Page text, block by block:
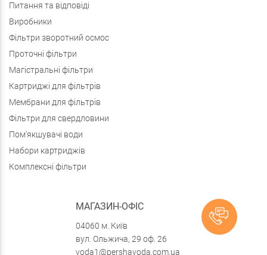
Питання та відповіді
Виробники
Фільтри зворотний осмос
Проточні фільтри
Магістральні фільтри
Картриджі для фільтрів
Мембрани для фільтрів
Фільтри для свердловини
Пом'якшувачі води
Набори картриджів
Комплексні фільтри
МАГАЗИН-ОФІС
04060 м. Київ
вул. Ольжича, 29 оф. 26
voda1@pershavoda.com.ua